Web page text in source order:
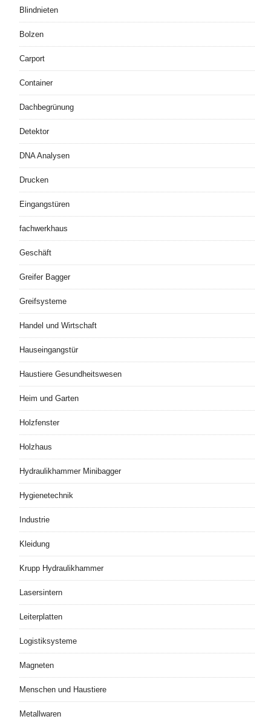
Blindnieten
Bolzen
Carport
Container
Dachbegrünung
Detektor
DNA Analysen
Drucken
Eingangstüren
fachwerkhaus
Geschäft
Greifer Bagger
Greifsysteme
Handel und Wirtschaft
Hauseingangstür
Haustiere Gesundheitswesen
Heim und Garten
Holzfenster
Holzhaus
Hydraulikhammer Minibagger
Hygienetechnik
Industrie
Kleidung
Krupp Hydraulikhammer
Lasersintern
Leiterplatten
Logistiksysteme
Magneten
Menschen und Haustiere
Metallwaren